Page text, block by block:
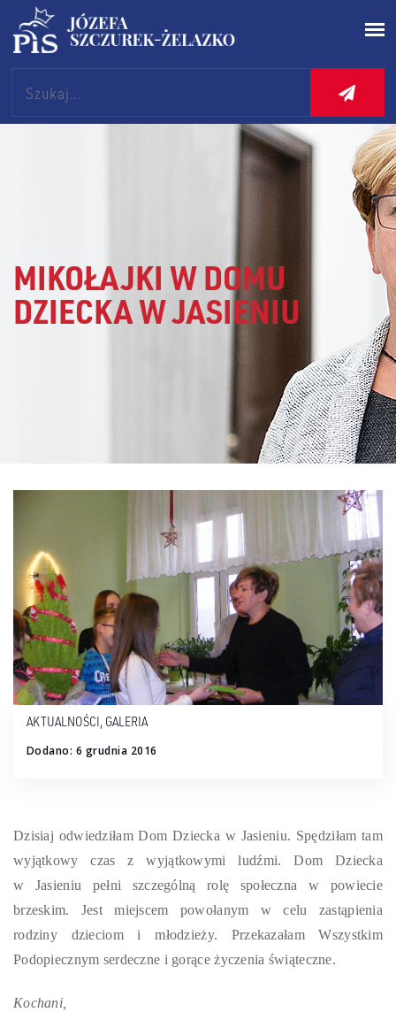
Search
MIKOŁAJKI W DOMU
DZIECKA W JASIENIU
AKTUALNOŚCI, GALERIA
Dodano: 6 grudnia 2016
Dzisiaj odwiedziłam Dom Dziecka w Jasieniu. Spędziłam tam
wyjątkowy czas z wyjątkowymi ludźmi. Dom Dziecka
w Jasieniu pełni szczególną rolę społeczna w powiecie
brzeskim. Jest miejscem powołanym w celu zastąpienia
rodziny dzieciom i młodzieży. Przekazałam Wszystkim
Podopiecznym serdeczne i gorące życzenia świąteczne.
Kochani,